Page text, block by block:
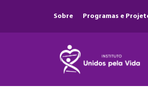
Sobre Programas e